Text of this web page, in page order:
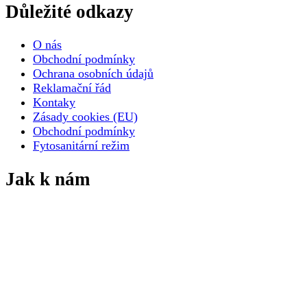
Důležité odkazy
O nás
Obchodní podmínky
Ochrana osobních údajů
Reklamační řád
Kontaky
Zásady cookies (EU)
Obchodní podmínky
Fytosanitární režim
Jak k nám